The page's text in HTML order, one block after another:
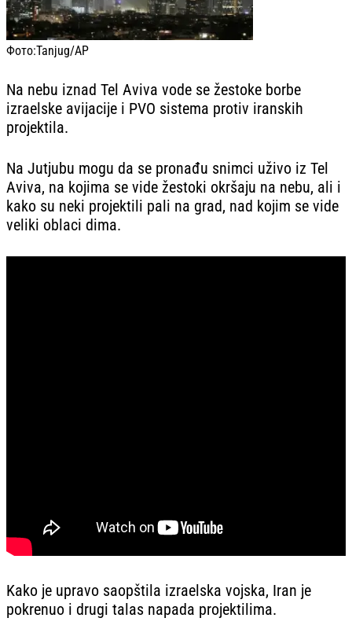
Фото:Tanjug/AP
Na nebu iznad Tel Aviva vode se žestoke borbe
izraelske avijacije i PVO sistema protiv iranskih
projektila.
Na Jutjubu mogu da se pronađu snimci uživo iz Tel
Aviva, na kojima se vide žestoki okršaju na nebu, ali i
kako su neki projektili pali na grad, nad kojim se vide
veliki oblaci dima.
Kako je upravo saopštila izraelska vojska, Iran je
pokrenuo i drugi talas napada projektilima.